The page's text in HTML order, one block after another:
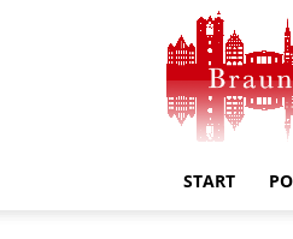
START